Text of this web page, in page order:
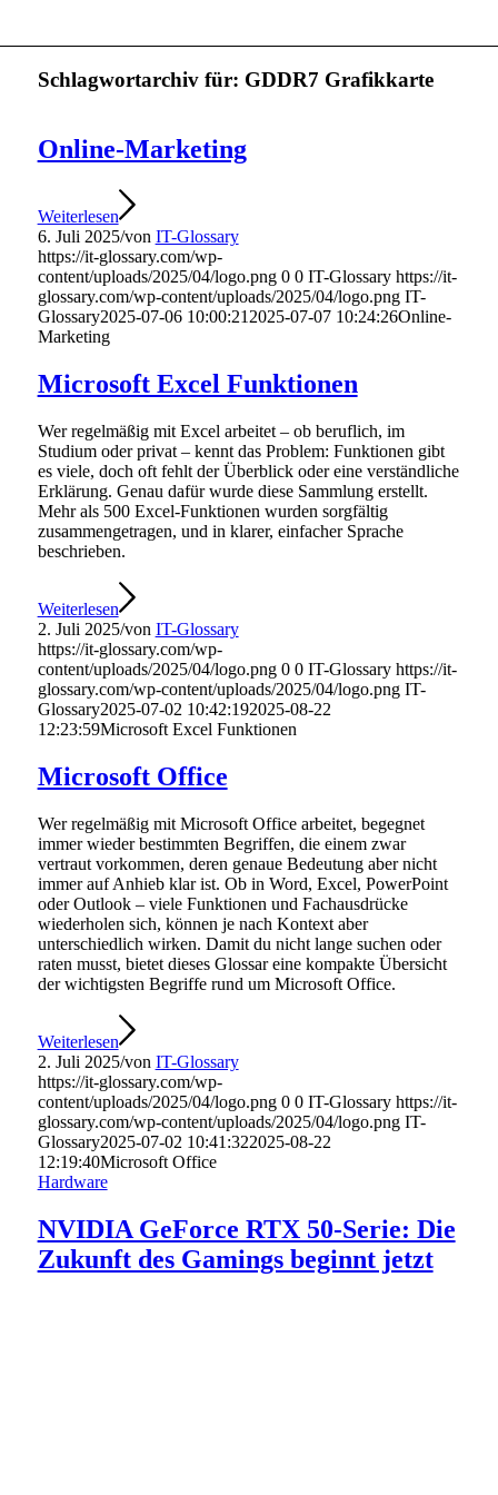
Schlagwortarchiv für: GDDR7 Grafikkarte
Online-Marketing
Weiterlesen
6. Juli 2025/von IT-Glossary
https://it-glossary.com/wp-
content/uploads/2025/04/logo.png 0 0 IT-Glossary https://it-
glossary.com/wp-content/uploads/2025/04/logo.png IT-
Glossary2025-07-06 10:00:21 2025-07-07 10:24:26Online-
Marketing
Microsoft Excel Funktionen
Wer regelmäßig mit Excel arbeitet – ob beruflich, im
Studium oder privat – kennt das Problem: Funktionen gibt
es viele, doch oft fehlt der Überblick oder eine verständliche
Erklärung. Genau dafür wurde diese Sammlung erstellt.
Mehr als 500 Excel-Funktionen wurden sorgfältig
zusammengetragen, und in klarer, einfacher Sprache
beschrieben.
Weiterlesen
2. Juli 2025/von IT-Glossary
https://it-glossary.com/wp-
content/uploads/2025/04/logo.png 0 0 IT-Glossary https://it-
glossary.com/wp-content/uploads/2025/04/logo.png IT-
Glossary2025-07-02 10:42:192025-08-22
12:23:59Microsoft Excel Funktionen
Microsoft Office
Wer regelmäßig mit Microsoft Office arbeitet, begegnet
immer wieder bestimmten Begriffen, die einem zwar
vertraut vorkommen, deren genaue Bedeutung aber nicht
immer auf Anhieb klar ist. Ob in Word, Excel, PowerPoint
oder Outlook – viele Funktionen und Fachausdrücke
wiederholen sich, können je nach Kontext aber
unterschiedlich wirken. Damit du nicht lange suchen oder
raten musst, bietet dieses Glossar eine kompakte Übersicht
der wichtigsten Begriffe rund um Microsoft Office.
Weiterlesen
2. Juli 2025/von IT-Glossary
https://it-glossary.com/wp-
content/uploads/2025/04/logo.png 0 0 IT-Glossary https://it-
glossary.com/wp-content/uploads/2025/04/logo.png IT-
Glossary2025-07-02 10:41:322025-08-22
12:19:40Microsoft Office
Hardware
NVIDIA GeForce RTX 50-Serie: Die
Zukunft des Gamings beginnt jetzt